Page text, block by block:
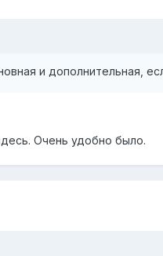
и дополнительная,
Очень удобно было.